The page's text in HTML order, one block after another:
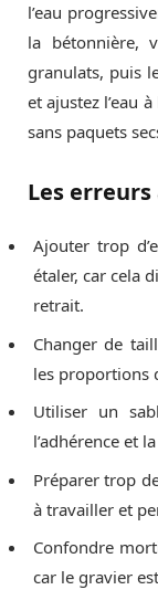
l’eau
la bétonnière,
granulats, puis
et ajustez l’eau
sans paquets
Les
Ajouter trop
étaler, car cela
retrait.
Changer de
les proportions
Utiliser un
l’adhérence et
Préparer trop
à travailler et
Confondre
car le gravier